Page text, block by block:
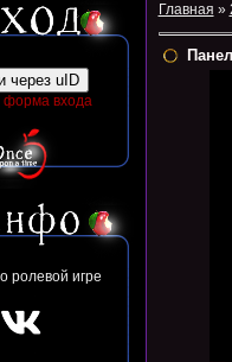
через uID
форма входа
ролевой игре
Главная »